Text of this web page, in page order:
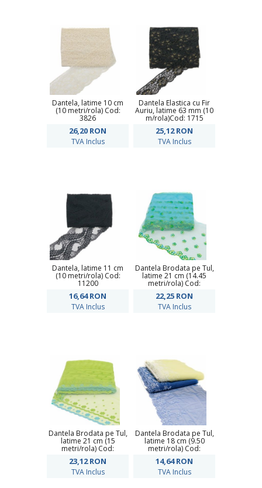
Dantela, latime 10 cm
(10 metri/rola) Cod:
3826
26,20 RON
TVA Inclus
Dantela Elastica cu Fir
Auriu, latime 63 mm (10
m/rola)Cod: 1715
25,12RON
TVA Inclus
Dantela, latime 11 cm
(10 metri/rola) Cod:
11200
16,64RON
TVA Inclus
Dantela Brodata pe Tul,
latime 21 cm (14.45
metri/rola) Cod:
22,25 RON
TVA Inclus
Dantela Brodata pe Tul,
latime 21 cm (15
metri/rola) Cod:
23,12RON
TVA Inclus
Dantela Brodata pe Tul,
latime 18 cm (9.50
metri/rola) Cod:
14,64RON
TVA Inclus